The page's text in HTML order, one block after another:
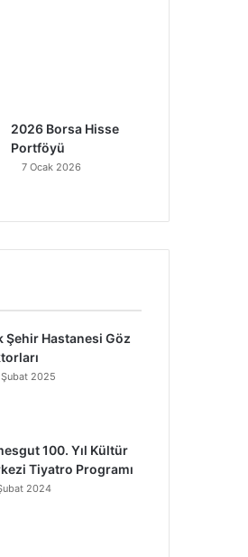
2026 Borsa Hisse
Portföyü
7 Ocak 2026
Şehir Hastanesi Göz
Şubat 2025
100. Yıl Kültür
Tiyatro Programı
2024